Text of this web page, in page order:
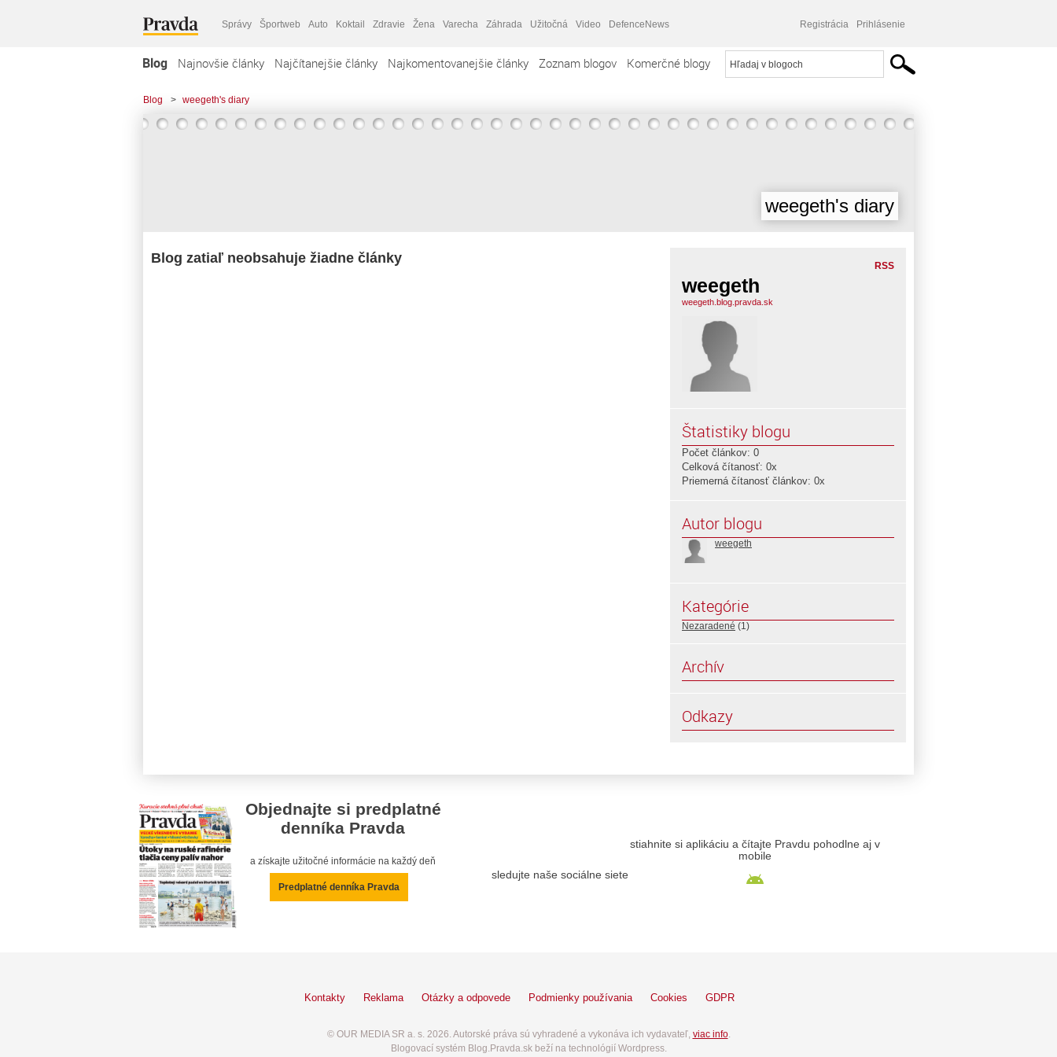
Správy Športweb Auto Koktail Zdravie Žena Varecha Záhrada Užitočná Video DefenceNews Registrácia Prihlásenie
Blog Najnovšie články Najčítanejšie články Najkomentovanejšie články Zoznam blogov Komerčné blogy
Blog > weegeth's diary
weegeth's diary
Blog zatiaľ neobsahuje žiadne články RSS
weegeth
weegeth.blog.pravda.sk
Štatistiky blogu
Počet článkov: 0
Celková čítanosť: 0x
Priemerná čítanosť článkov: 0x
Autor blogu
weegeth
Kategórie
Nezaradené (1)
Archív
Odkazy
Objednajte si predplatné
denníka Pravda
a získajte užitočné informácie na každý deň
Predplatné denníka Pravda
sledujte naše sociálne siete
stiahnite si aplikáciu a čítajte Pravdu pohodlne aj v
mobile
Kontakty Reklama Otázky a odpovede Podmienky používania Cookies GDPR
© OUR MEDIA SR a. s. 2026. Autorské práva sú vyhradené a vykonáva ich vydavateľ, viac info.
Blogovací systém Blog.Pravda.sk beží na technológií Wordpress.